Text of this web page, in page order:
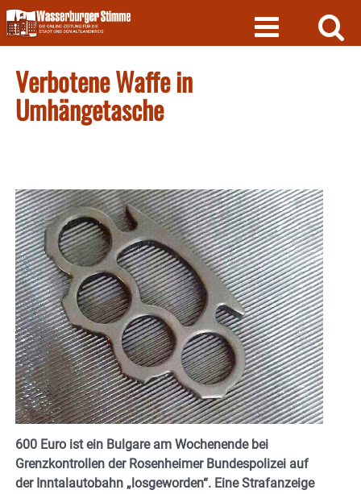
Skip
to
content
Verbotene Waffe in
Umhängetasche
600 Euro ist ein Bulgare am Wochenende bei
Grenzkontrollen der Rosenheimer Bundespolizei auf
der Inntalautobahn „losgeworden“. Eine Strafanzeige